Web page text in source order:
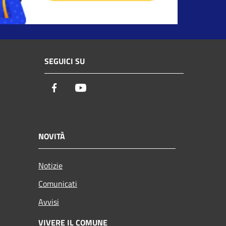
SEGUICI SU
Facebook
NOVITÀ
Notizie
Comunicati
Avvisi
VIVERE IL COMUNE